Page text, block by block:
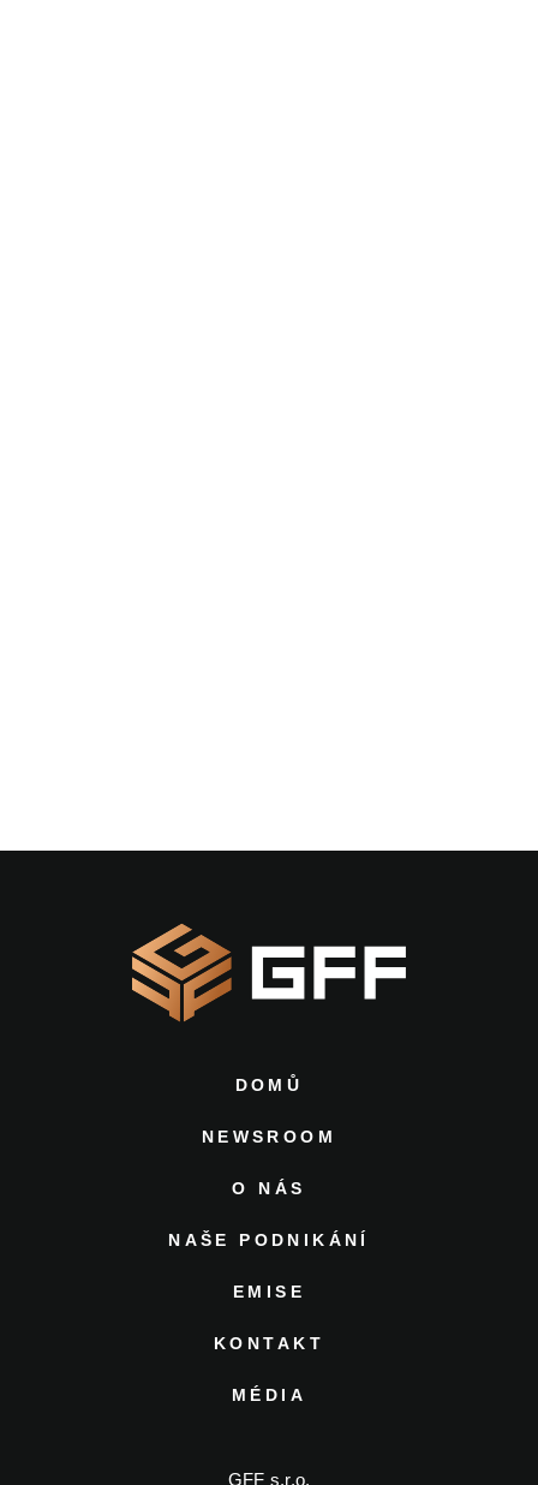
DOMŮ
NEWSROOM
O NÁS
NAŠE PODNIKÁNÍ
EMISE
KONTAKT
MÉDIA
GFF s.r.o.